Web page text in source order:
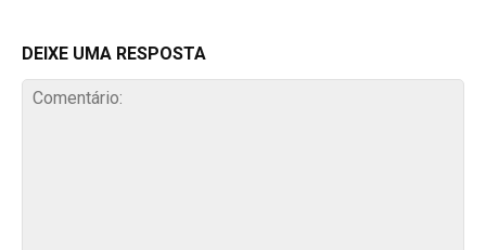
DEIXE UMA RESPOSTA